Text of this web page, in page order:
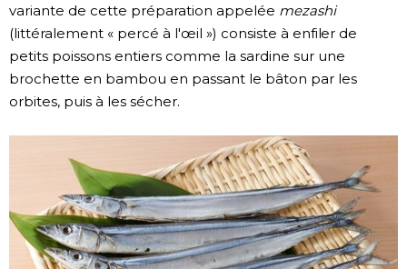
variante de cette préparation appelée mezashi
(littéralement « percé à l'œil ») consiste à enfiler de
petits poissons entiers comme la sardine sur une
brochette en bambou en passant le bâton par les
orbites, puis à les sécher.